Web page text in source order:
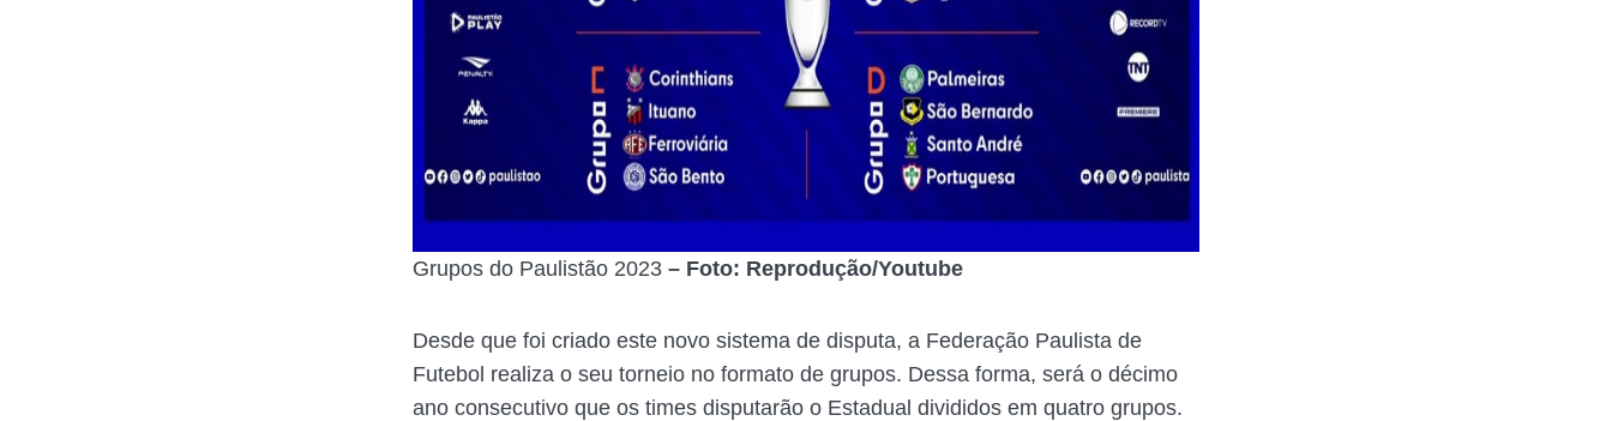
Grupos do Paulistão 2023 – Foto: Reprodução/Youtube
Desde que foi criado este novo sistema de disputa, a Federação Paulista de
Futebol realiza o seu torneio no formato de grupos. Dessa forma, será o décimo
ano consecutivo que os times disputarão o Estadual divididos em quatro grupos.